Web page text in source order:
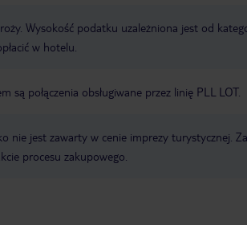
Wysokość podatku uzależniona jest od
w hotelu.
są połączenia obsługiwane przez linię PLL LOT.
nie jest zawarty w cenie imprezy turystycznej.
procesu zakupowego.